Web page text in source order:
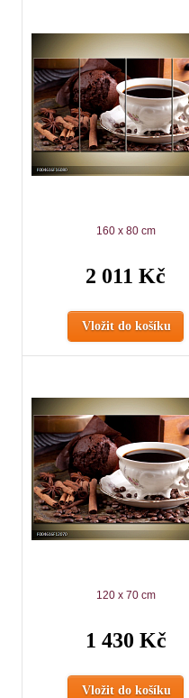
160 x 80 cm
2 011 Kč
Vložit do košíku
120 x 70 cm
1 430 Kč
Vložit do košíku